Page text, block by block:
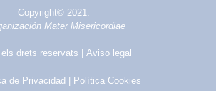
Copyright© 2021.
Mater Misericordiae
drets reservats | Aviso legal
de Privacidad | Política Cookies